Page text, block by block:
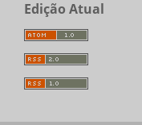
Edição Atual